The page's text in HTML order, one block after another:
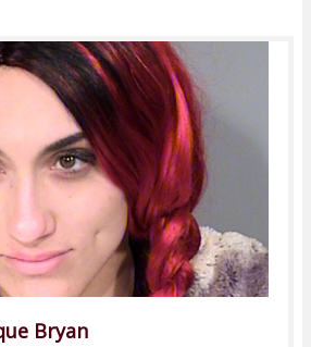
Bryan